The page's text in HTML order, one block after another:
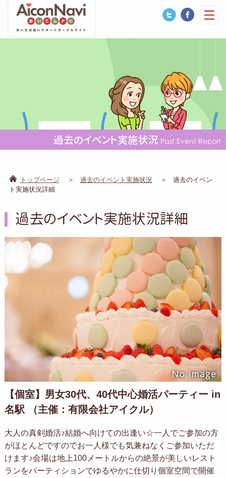
過去のイベント実施状況 Past Event Report
トップページ 過去のイベント実施状況
過去のイベン
ト実施状況詳細
過去のイベント実施状況詳細
【個室】男女30代、40代中心婚活パーティー in
名駅 （主催：有限会社アイクル）
大人の真剣婚活♪結婚へ向けての出逢い☆一人でご参加の方
がほとんどですのでお一人様でも気兼ねなくご参加いただ
けます♪会場は地上100メートルからの絶景が美しいレスト
ランをパーティションでゆるやかに仕切り個室空間で開催